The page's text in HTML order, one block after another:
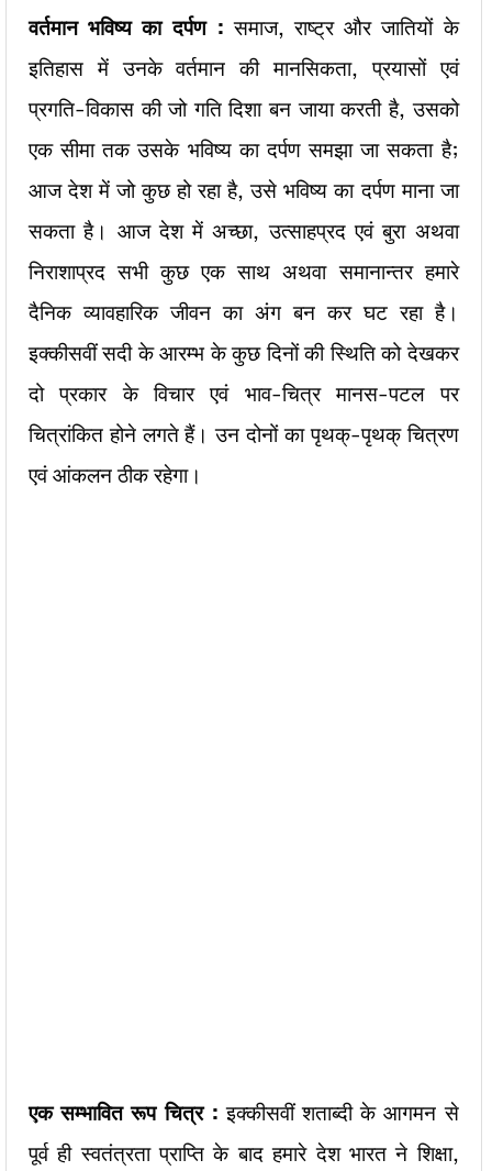
वर्तमान भविष्य का दर्पण : समाज, राष्ट्र और जातियों के
इतिहास में उनके वर्तमान की मानसिकता, प्रयासों एवं
प्रगति-विकास की जो गति दिशा बन जाया करती है, उसको
एक सीमा तक उसके भविष्य का दर्पण समझा जा सकता है;
आज देश में जो कुछ हो रहा है, उसे भविष्य का दर्पण माना जा
सकता है। आज देश में अच्छा, उत्साहप्रद एवं बुरा अथवा
निराशाप्रद सभी कुछ एक साथ अथवा समानान्तर हमारे
दैनिक व्यावहारिक जीवन का अंग बन कर घट रहा है।
इक्कीसवीं सदी के आरम्भ के कुछ दिनों की स्थिति को देखकर
दो प्रकार के विचार एवं भाव-चित्र मानस-पटल पर
चित्रांकित होने लगते हैं। उन दोनों का पृथक्-पृथक् चित्रण
एवं आंकलन ठीक रहेगा।
एक सम्भावित रूप चित्र : इक्कीसवीं शताब्दी के आगमन से
पूर्व ही स्वतंत्रता प्राप्ति के बाद हमारे देश भारत ने शिक्षा,